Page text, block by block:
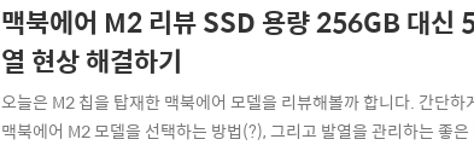
맥북에어 M2 리뷰 SSD 용량 256GB 대신
열 현상 해결하기
오늘은 M2 칩을 탑재한 맥북에어 모델을 리뷰해볼까 합니다. 간단
맥북에어 M2 모델을 선택하는 방법(?), 그리고 발열을 관리하는 좋